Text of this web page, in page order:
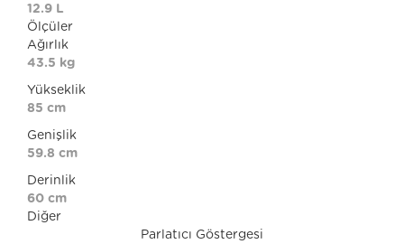
12.9 L
Ölçüler
Ağırlık
43.5 kg
Yükseklik
85 cm
Genişlik
59.8 cm
Derinlik
60 cm
Diğer
Parlatıcı Göstergesi